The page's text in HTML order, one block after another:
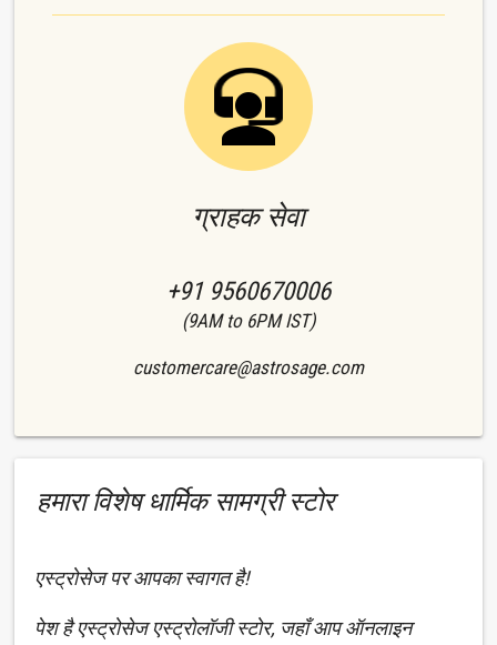
ग्राहक सेवा
+91 9560670006
(9AM to 6PM IST)
customercare@astrosage.com
हमारा विशेष धार्मिक सामग्री स्टोर
एस्ट्रोसेज पर आपका स्वागत है!
पेश है एस्ट्रोसेज एस्ट्रोलॉजी स्टोर, जहाँ आप ऑनलाइन